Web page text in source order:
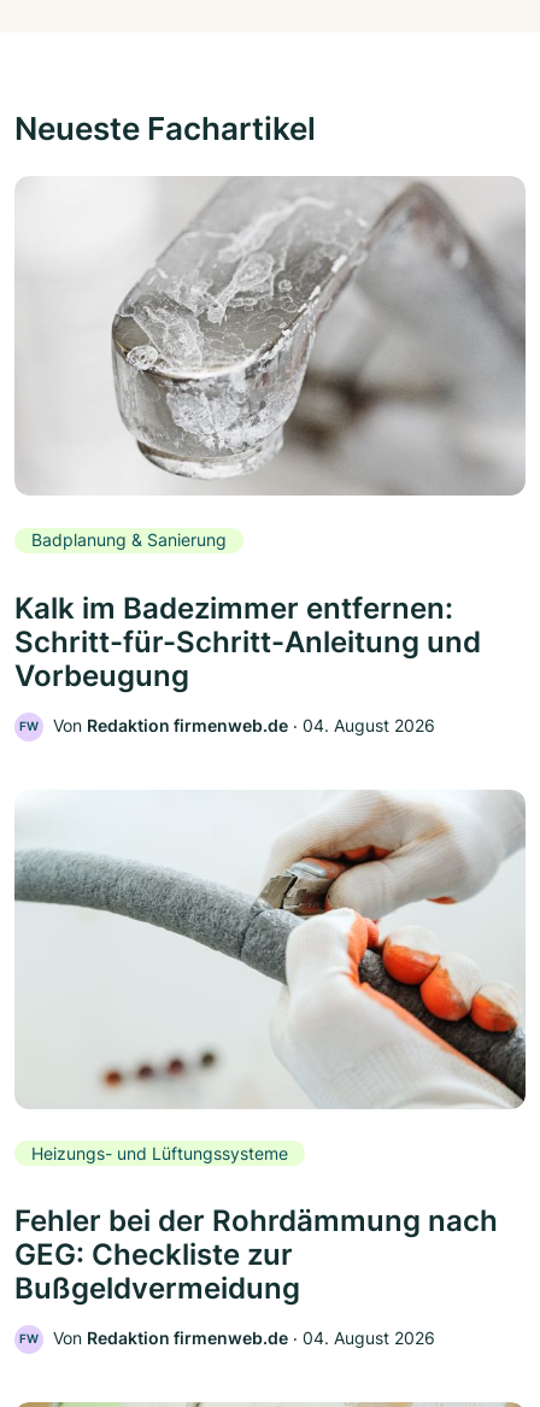
Neueste Fachartikel
Badplanung & Sanierung
Kalk im Badezimmer entfernen:
Schritt-für-Schritt-Anleitung und
Vorbeugung
FW Von Redaktion firmenweb.de ‧ 04. August 2026
Heizungs- und Lüftungssysteme
Fehler bei der Rohrdämmung nach
GEG: Checkliste zur
Bußgeldvermeidung
FW Von Redaktion firmenweb.de ‧ 04. August 2026